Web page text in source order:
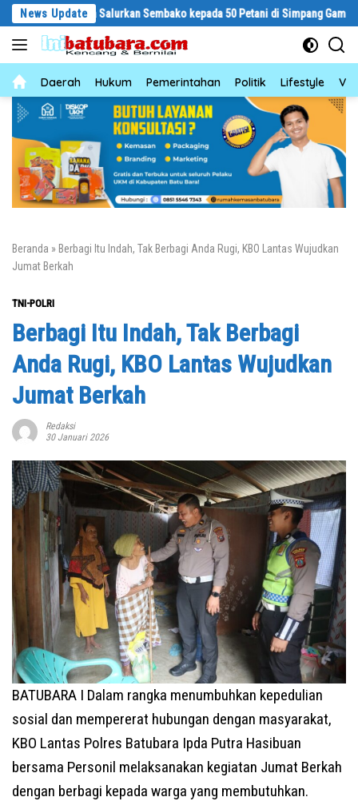
Langsung
konten
News Update
Salurkan Sembako kepada 50 Petani di Simpang Gambus
NewsDaerah Hukum Pemerintahan Politik Lifestyle
Beranda » Berbagi Itu Indah, Tak Berbagi Anda Rugi, KBO Lantas Wujudkan
Jumat Berkah
TNI-POLRI
Berbagi Itu Indah, Tak Berbagi
Anda Rugi, KBO Lantas Wujudkan
Jumat Berkah
Redaksi
30 Januari 2026
BATUBARA I Dalam rangka menumbuhkan kepedulian
sosial dan mempererat hubungan dengan masyarakat,
KBO Lantas Polres Batubara Ipda Putra Hasibuan
bersama Personil melaksanakan kegiatan Jumat Berkah
dengan berbagi kepada warga yang membutuhkan.